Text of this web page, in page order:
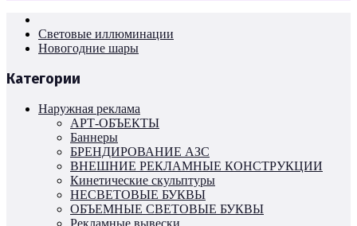
Световые иллюминации
Новогодние шары
Категории
Наружная реклама
АРТ-ОБЪЕКТЫ
Баннеры
БРЕНДИРОВАНИЕ АЗС
ВНЕШНИЕ РЕКЛАМНЫЕ КОНСТРУКЦИИ
Кинетические скульптуры
НЕСВЕТОВЫЕ БУКВЫ
ОБЪЕМНЫЕ СВЕТОВЫЕ БУКВЫ
Рекламные вывески